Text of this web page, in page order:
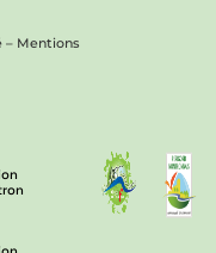
– Mentions